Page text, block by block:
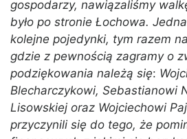
gospodarzy, nawiązaliśmy
było po stronie Łochowa.
kolejne pojedynki, tym razem
gdzie z pewnością zagramy o
podziękowania należą się:
Blecharczykowi, Sebastianowi
Lisowskiej oraz Wojciechowi
przyczynili się do tego, że